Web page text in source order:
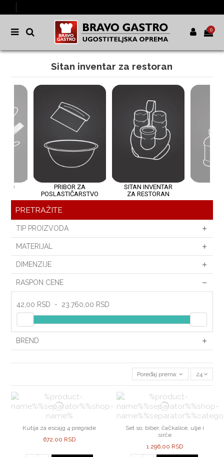
0
Sitan inventar za restoran
PRIBOR ZA
POSLASTIČARSTVO
SITAN INVENTAR
ZA RESTORAN
PRETRAŽITE
TIP PROIZVODA
MATERIJAL
DIMENZIJE
RASPON CENE
42,00 RSD - 23.760,00 RSD
BREND
Poređaj prema: 24
Kutija za escajg 4 pregrade
672,00 RSD
Set so, biber, čačkalice, ulje i
sirće
1.296,00 RSD